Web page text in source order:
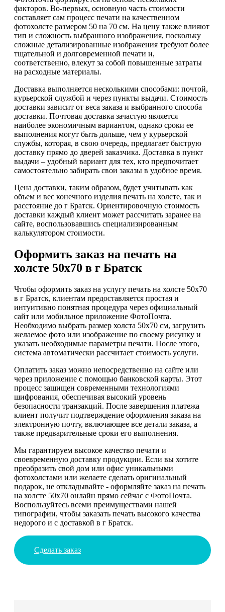
факторов. Во-первых, основную часть стоимости
составляет сам процесс печати на качественном
фотохолсте размером 50 на 70 см. На цену также влияют
тип и сложность выбранного изображения, поскольку
сложные детализированные изображения требуют более
тщательной и долговременной печати и,
соответственно, влекут за собой повышенные затраты
на расходные материалы.
Доставка выполняется несколькими способами: почтой,
курьерской службой и через пункты выдачи. Стоимость
доставки зависит от веса заказа и выбранного способа
доставки. Почтовая доставка зачастую является
наиболее экономичным вариантом, однако сроки ее
выполнения могут быть дольше, чем у курьерской
службы, которая, в свою очередь, предлагает быструю
доставку прямо до дверей заказчика. Доставка в пункт
выдачи – удобный вариант для тех, кто предпочитает
самостоятельно забирать свои заказы в удобное время.
Цена доставки, таким образом, будет учитывать как
объем и вес конечного изделия печать на холсте, так и
расстояние до г Братск. Ориентировочную стоимость
доставки каждый клиент может рассчитать заранее на
сайте, воспользовавшись специализированным
калькулятором стоимости.
Оформить заказ на печать на
холсте 50х70 в г Братск
Чтобы оформить заказ на услугу печать на холсте 50х70
в г Братск, клиентам предоставляется простая и
интуитивно понятная процедура через официальный
сайт или мобильное приложение ФотоПочта.
Необходимо выбрать размер холста 50х70 см, загрузить
желаемое фото или изображение по своему рисунку и
указать необходимые параметры печати. После этого,
система автоматически рассчитает стоимость услуги.
Оплатить заказ можно непосредственно на сайте или
через приложение с помощью банковской карты. Этот
процесс защищен современными технологиями
шифрования, обеспечивая высокий уровень
безопасности транзакций. После завершения платежа
клиент получит подтверждение оформления заказа на
электронную почту, включающее все детали заказа, а
также предварительные сроки его выполнения.
Мы гарантируем высокое качество печати и
своевременную доставку продукции. Если вы хотите
преобразить свой дом или офис уникальными
фотохолстами или желаете сделать оригинальный
подарок, не откладывайте - оформляйте заказ на печать
на холсте 50х70 онлайн прямо сейчас с ФотоПочта.
Воспользуйтесь всеми преимуществами нашей
типографии, чтобы заказать печать высокого качества
недорого и с доставкой в г Братск.
Сделать заказ